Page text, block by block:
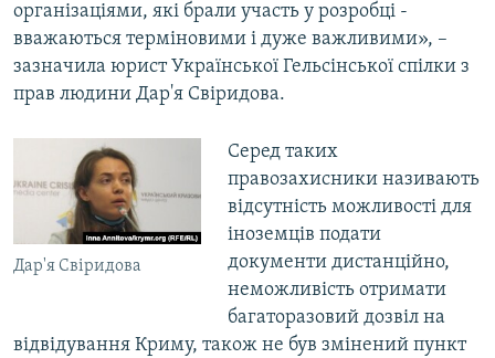
організаціями, які брали участь у розробці -
вважаються терміновими і дуже важливими», –
зазначила юрист Української Гельсінської спілки з
прав людини Дар'я Свіридова.
Дар'я Свіридова
Серед таких
правозахисники називають
відсутність можливості для
іноземців подати
документи дистанційно,
неможливість отримати
багаторазовий дозвіл на
відвідування Криму, також не був змінений пункт